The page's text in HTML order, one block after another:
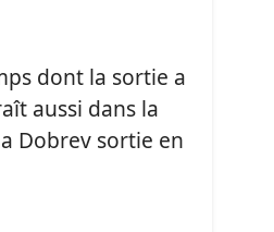
dont la sortie a
aussi dans la
Dobrev sortie en